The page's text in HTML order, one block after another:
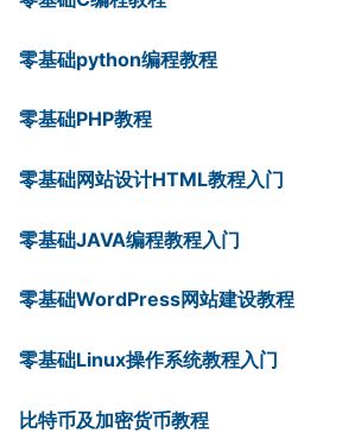
零基础python编程教程
零基础PHP教程
零基础网站设计HTML教程入门
零基础JAVA编程教程入门
零基础WordPress网站建设教程
零基础Linux操作系统教程入门
比特币及加密货币教程